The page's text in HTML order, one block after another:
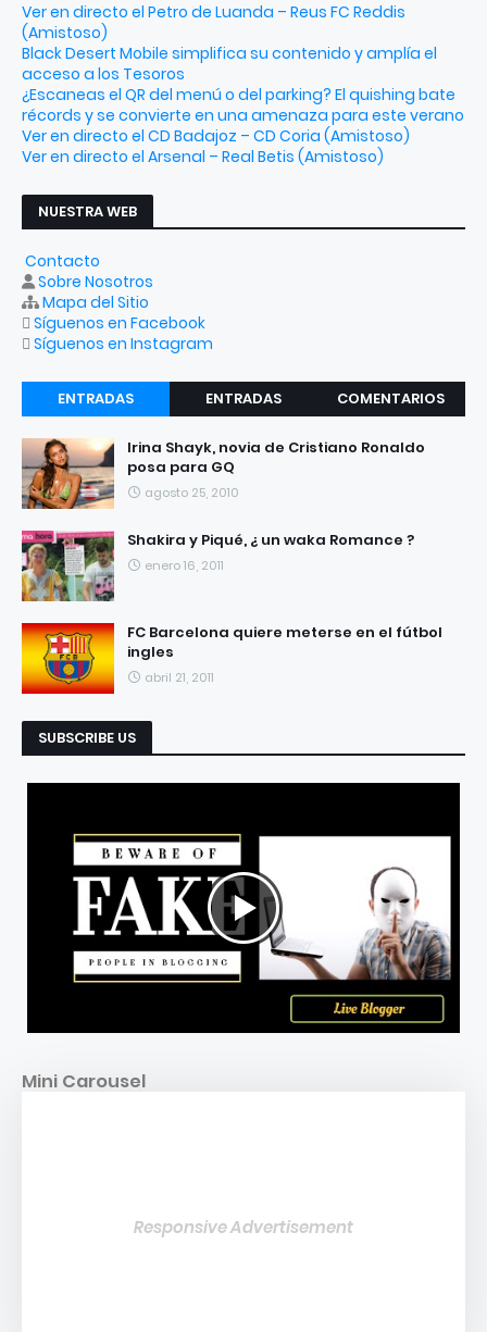
Ver en directo el Petro de Luanda – Reus FC Reddis
(Amistoso)
Black Desert Mobile simplifica su contenido y amplía el
acceso a los Tesoros
¿Escaneas el QR del menú o del parking? El quishing bate
récords y se convierte en una amenaza para este verano
Ver en directo el CD Badajoz – CD Coria (Amistoso)
Ver en directo el Arsenal – Real Betis (Amistoso)
NUESTRA WEB
Contacto
Sobre Nosotros
Mapa del Sitio
Síguenos en Facebook
Síguenos en Instagram
ENTRADAS
RECIENTES
ENTRADAS
COMENTARIOS
Irina Shayk, novia de Cristiano Ronaldo
posa para GQ
agosto 25, 2010
Shakira y Piqué, ¿ un waka Romance ?
enero 16, 2011
FC Barcelona quiere meterse en el fútbol
ingles
abril 21, 2011
SUBSCRIBE US
Mini Carousel
Responsive Advertisement